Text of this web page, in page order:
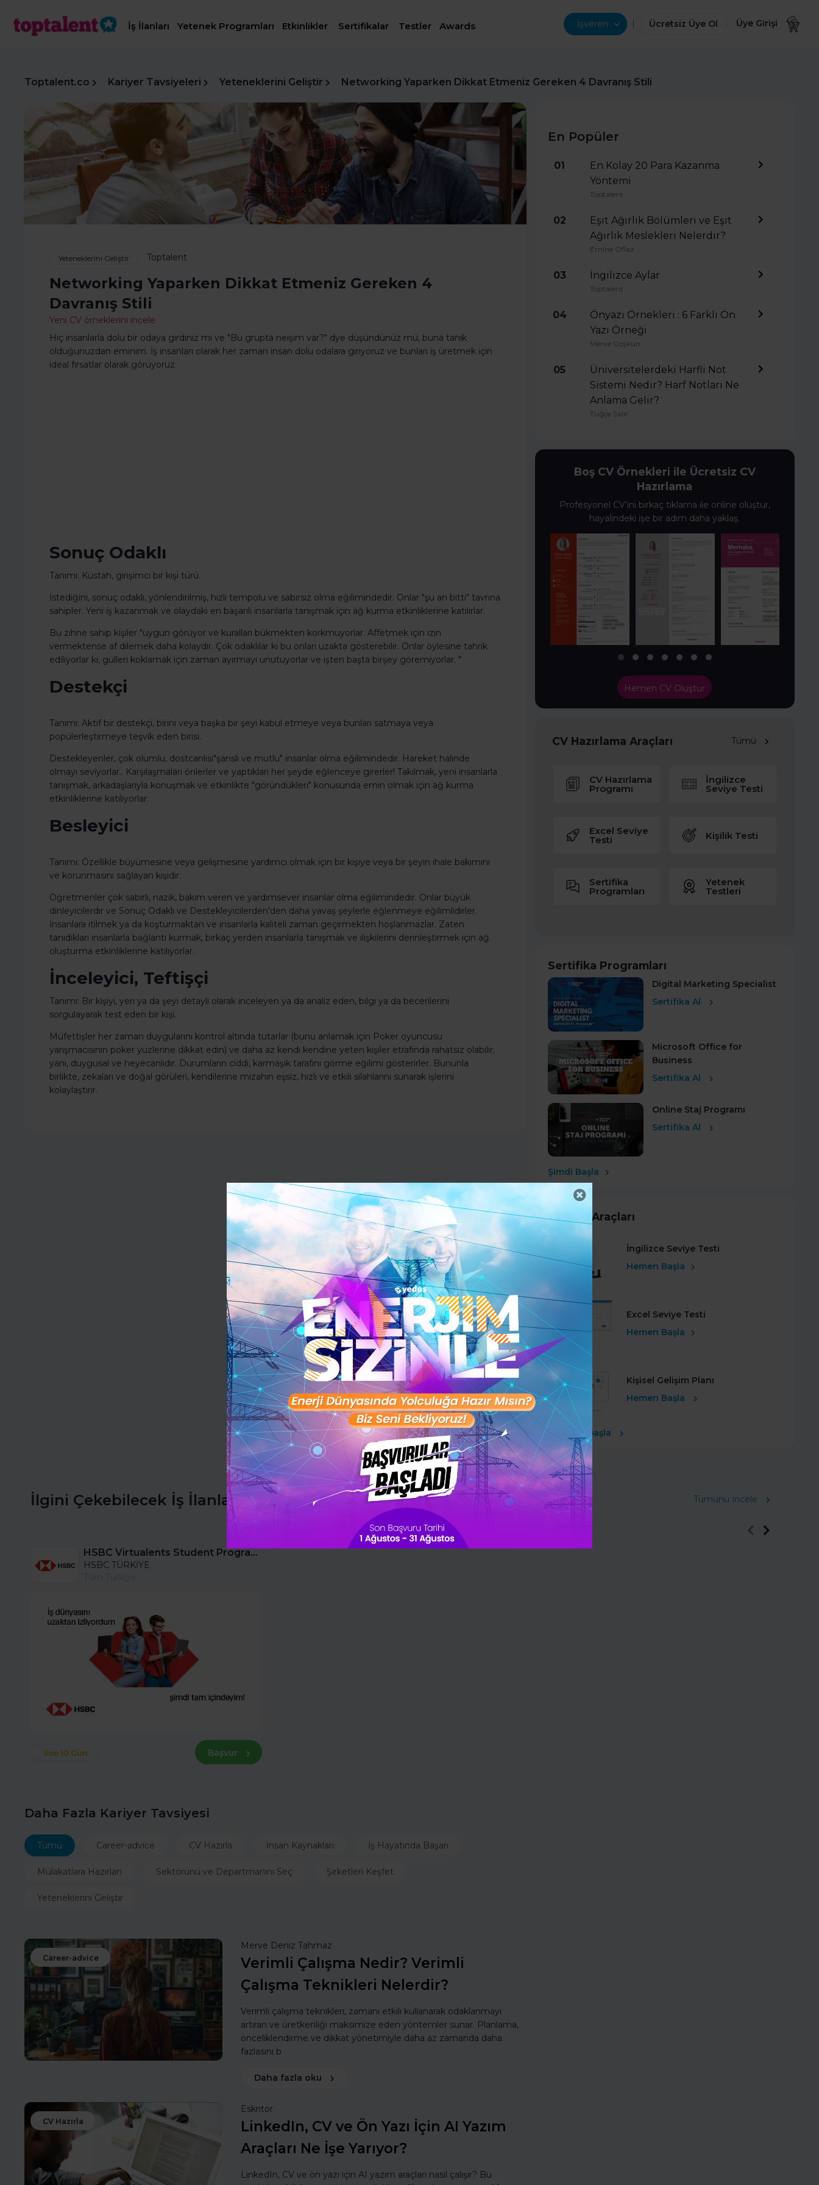
İş İlanları Yetenek Programları Etkinlikler Sertifikalar Testler Awards İşveren | Ücretsiz Üye Ol Üye Girişi
28 günlük kişisel gelişim planını
oluşturmak ister misin ?
Şimdi değil Evet
Toptalent.co Kariyer Tavsiyeleri Yeteneklerini Geliştir Networking Yaparken Dikkat Etmeniz Gereken 4 Davranış Stili
Yeteneklerini Geliştir Toptalent
Networking Yaparken Dikkat Etmeniz Gereken 4
Davranış Stili
Yeni CV örneklerini incele
Hiç insanlarla dolu bir odaya girdiniz mi ve "Bu grupta neişim var?" dye düşündünüz mü, buna tanık
olduğunuzdan eminim. İş insanları olarak her zaman insan dolu odalara giriyoruz ve bunları iş üretmek için
ideal fırsatlar olarak görüyoruz.
Sonuç Odaklı
Tanımı: Küstah, girişimci bir kişi türü.
İstediğini, sonuç odaklı, yönlendirilmiş, hızlı tempolu ve sabırsız olma eğilimindedir. Onlar "şu an bitti" tavrına
sahipler. Yeni iş kazanmak ve olaydaki en başarılı insanlarla tanışmak için ağ kurma etkinliklerine katılırlar.
Bu zihne sahip kişiler "uygun görüyor ve kuralları bükmekten korkmuyorlar. Affetmek için izin
vermektense af dilemek daha kolaydır. Çok odaklılar ki bu onları uzakta gösterebilir. Onlar öylesine tahrik
ediliyorlar ki, gülleri koklamak için zaman ayırmayı unutuyorlar ve işten başta birşey göremiyorlar. "
Destekçi
Tanımı: Aktif bir destekçi, birini veya başka bir şeyi kabul etmeye veya bunları satmaya veya
popülerleştirmeye teşvik eden birisi.
Destekleyenler, çok olumlu, dostcanlısı"şanslı ve mutlu" insanlar olma eğilimindedir. Hareket halinde
olmayı seviyorlar.. Karşılaşmaları önlerler ve yaptıkları her şeyde eğlenceye girerler! Takılmak, yeni insanlarla
tanışmak, arkadaşlarıyla konuşmak ve etkinlikte "göründükleri" konusunda emin olmak için ağ kurma
etkinliklerine katılıyorlar.
Besleyici
Tanımı: Özellikle büyümesine veya gelişmesine yardımcı olmak için bir kişiye veya bir şeyin ihale bakımını
ve korunmasını sağlayan kişidir.
Öğretmenler çok sabırlı, nazik, bakım veren ve yardımsever insanlar olma eğilimindedir. Onlar büyük
dinleyicilerdir ve Sonuç Odaklı ve Destekleyicilerden'den daha yavaş şeylerle eğlenmeye eğilimlidirler.
İnsanlara itilmek ya da koşturmaktan ve insanlarla kaliteli zaman geçirmekten hoşlanmazlar. Zaten
tanıdıkları insanlarla bağlantı kurmak, birkaç yerden insanlarla tanışmak ve ilişkilerini derinleştirmek için ağ
oluşturma etkinliklerine katılıyorlar.
İnceleyici, Teftişçi
Tanımı: Bir kişiyi, yeri ya da şeyi detaylı olarak inceleyen ya da analiz eden, bilgi ya da becerilerini
sorgulayarak test eden bir kişi.
Müfettişler her zaman duygularını kontrol altında tutarlar (bunu anlamak için Poker oyuncusu
yarışmacısının poker yüzlerine dikkat edin) ve daha az kendi kendine yeten kişiler etrafında rahatsız olabilir;
yani, duygusal ve heyecanlıdır. Durumların ciddi, karmaşık tarafını görme eğilimi gösterirler. Bununla
birlikte, zekaları ve doğal görüleri, kendilerine mizahın eşsiz, hızlı ve etkili silahlarını sunarak işlerini
kolaylaştırır.
En Popüler
01
En Kolay 20 Para Kazanma
Yöntemi
Toptalent
02
Eşit Ağırlık Bölümleri ve Eşit
Ağırlık Meslekleri Nelerdir?
Emine Oflaz
03 İngilizce Aylar
Toptalent
04
Önyazı Örnekleri : 6 Farklı Ön
Yazı Örneği
Merve Coşkun
05
Üniversitelerdeki Harfli Not
Sistemi Nedir? Harf Notları Ne
Anlama Gelir?
Tuğçe Salır
Boş CV Örnekleri ile Ücretsiz CV
Hazırlama
Profesyonel CV’ini birkaç tıklama ile online oluştur,
hayalindeki işe bir adım daha yaklaş.
Hemen CV Oluştur
CV Hazırlama Araçları Tümü
CV Hazırlama
Programı
İngilizce
Seviye Testi
Excel Seviye
Testi Kişilik Testi
Sertifika
Programları
Yetenek
Testleri
Sertifika Programları
Digital Marketing Specialist
Sertifika Al
Microsoft Office for
Business
Sertifika Al
Online Staj Programı
Sertifika Al
Şimdi Başla
Kariyer Araçları
İngilizce Seviye Testi
Hemen Başla
Excel Seviye Testi
Hemen Başla
Kişisel Gelişim Planı
Hemen Başla
Ücretsiz Başla
İlgini Çekebilecek İş İlanları Tümünü İncele
HSBC Virtualents Student Program bu sene de devam ediyor!
HSBC TÜRKİYE
Son 10 Gün Başvur
Daha Fazla Kariyer Tavsiyesi
Tümü Career-advice CV Hazırla İnsan Kaynakları İş Hayatında Başarı
Mülakatlara Hazırlan Sektörünü ve Departmanını Seç Şirketleri Keşfet
Yeteneklerini Geliştir
Career-advice
Merve Deniz Tahmaz
Verimli Çalışma Nedir? Verimli
Çalışma Teknikleri Nelerdir?
Verimli çalışma teknikleri, zamanı etkili kullanarak odaklanmayı
artıran ve üretkenliği maksimize eden yöntemler sunar. Planlama,
önceliklendirme ve dikkat yönetimiyle daha az zamanda daha
fazlasını b
Daha fazla oku
CV Hazırla
Eskritor
LinkedIn, CV ve Ön Yazı İçin AI Yazım
Araçları Ne İşe Yarıyor?
LinkedIn, CV ve ön yazı için AI yazım araçları nasıl çalışır? Bu